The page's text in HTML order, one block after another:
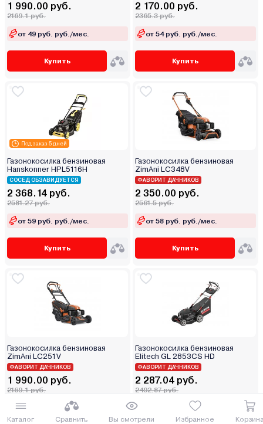
Каталог Сравнить Вы смотрели Избранное
1 990.00 руб.
2169.1 руб.
от 49 руб. руб./мес.
Купить
2 170.00 руб.
2365.3 руб.
от 54 руб. руб./мес.
Купить
Под заказ 5 дней
Газонокосилка бензиновая
Hanskonner HPL5116H
СОСЕД ОБЗАВИДУЕТСЯ
2 368.14 руб.
2581.27 руб.
от 59 руб. руб./мес.
Купить
Газонокосилка бензиновая
ZimAni LC348V
ФАВОРИТ ДАЧНИКОВ
2 350.00 руб.
2561.5 руб.
от 58 руб. руб./мес.
Купить
Газонокосилка бензиновая
ZimAni LC251V
ФАВОРИТ ДАЧНИКОВ
1 990.00 руб.
2169.1 руб.
от 49 руб. руб./мес.
Газонокосилка бензиновая
Elitech GL 2853CS HD
ФАВОРИТ ДАЧНИКОВ
2 287.04 руб.
2492.87 руб.
от 57 руб. руб./мес.